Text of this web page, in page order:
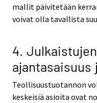
mallit päivitetään
voivat olla tavallista
4.
ajantasaisuus
Teollisuustuotannon
keskeisiä asioita ovat